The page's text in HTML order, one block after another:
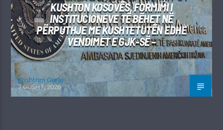
KUSHTON KOSOVËS, FORMIMI I
INSTITUCIONEVE TË BËHET NË
PËRPUTHJE ME KUSHTETUTËN EDHE
VENDIMET E GJK-SË –
Kushtrim Guraj
7 GUSHT, 2026